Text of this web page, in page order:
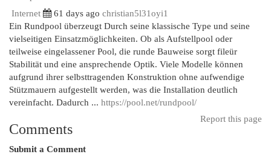
Internet
61 days ago christian5l31oyi1
Ein Rundpool überzeugt Durch seine klassische Type und seine
vielseitigen Einsatzmöglichkeiten. Ob als Aufstellpool oder
teilweise eingelassener Pool, die runde Bauweise sorgt fileür
Stabilität und eine ansprechende Optik. Viele Modelle können
aufgrund ihrer selbsttragenden Konstruktion ohne aufwendige
Stützmauern aufgestellt werden, was die Installation deutlich
vereinfacht. Dadurch ... https://pool.net/rundpool/
Report this page
Comments
Submit a Comment